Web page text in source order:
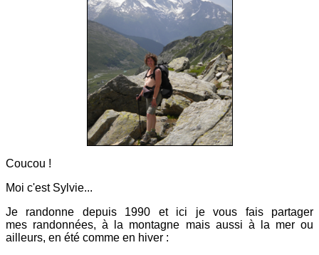
Coucou !
Moi c'est Sylvie...
Je randonne depuis 1990 et ici je vous fais partager
mes randonnées, à la montagne mais aussi à la mer ou
ailleurs, en été comme en hiver :